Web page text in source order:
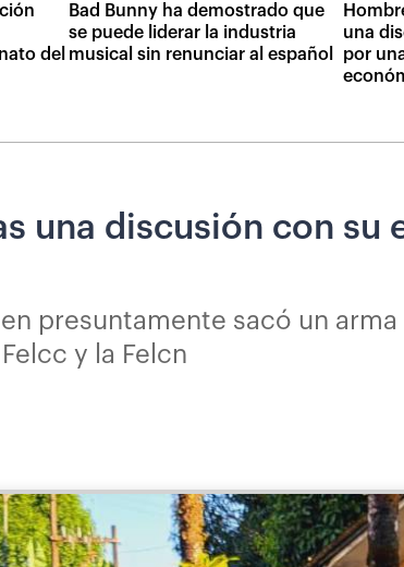
del
Bad Bunny ha demostrado que
se puede liderar la industria
musical sin renunciar al español
una
por
una discusión con su
presuntamente sacó un
y la Felcn